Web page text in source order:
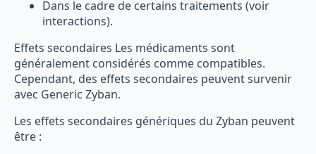
Dans le cadre de certains traitements (voir
interactions).
Effets secondaires Les médicaments sont
généralement considérés comme compatibles.
Cependant, des effets secondaires peuvent survenir
avec Generic Zyban.
Les effets secondaires génériques du Zyban peuvent
être :